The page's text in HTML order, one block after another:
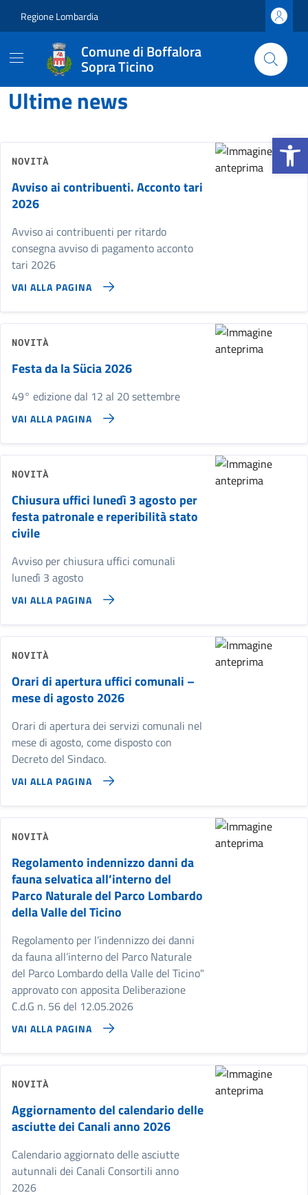
Apri la
Regione Lombardia
Comune di Boffalora
Sopra Ticino
Comune di Boffalora Sopra
Contenuti in evidenza
Ultime news
NOVITÀ
Avviso ai contribuenti. Acconto tari
2026
Avviso ai contribuenti per ritardo
consegna avviso di pagamento acconto
tari 2026
VAI ALLA PAGINA
NOVITÀ
Festa da la Sücia 2026
49° edizione dal 12 al 20 settembre
VAI ALLA PAGINA
NOVITÀ
Chiusura uffici lunedì 3 agosto per
festa patronale e reperibilità stato
civile
Avviso per chiusura uffici comunali
lunedì 3 agosto
VAI ALLA PAGINA
NOVITÀ
Orari di apertura uffici comunali –
mese di agosto 2026
Orari di apertura dei servizi comunali nel
mese di agosto, come disposto con
Decreto del Sindaco.
VAI ALLA PAGINA
NOVITÀ
Regolamento indennizzo danni da
fauna selvatica all’interno del
Parco Naturale del Parco Lombardo
della Valle del Ticino
Regolamento per l’indennizzo dei danni
da fauna all’interno del Parco Naturale
del Parco Lombardo della Valle del Ticino"
approvato con apposita Deliberazione
C.d.G n. 56 del 12.05.2026
VAI ALLA PAGINA
NOVITÀ
Aggiornamento del calendario delle
asciutte dei Canali anno 2026
Calendario aggiornato delle asciutte
autunnali dei Canali Consortili anno
2026